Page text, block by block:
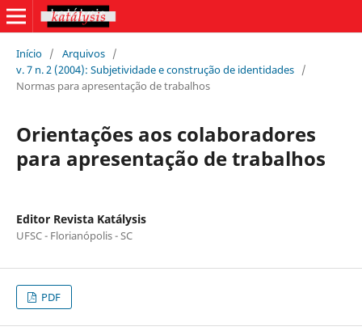
Início / Arquivos /
v. 7 n. 2 (2004): Subjetividade e construção de identidades /
Normas para apresentação de trabalhos
Orientações aos colaboradores
para apresentação de trabalhos
Editor Revista Katálysis
UFSC - Florianópolis - SC
PDF